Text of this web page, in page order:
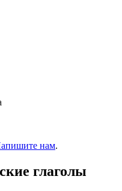
нам.
глаголы